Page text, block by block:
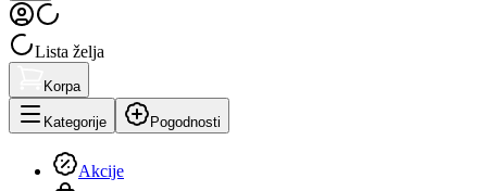
Lista želja
Korpa
Kategorije Pogodnosti
Akcije